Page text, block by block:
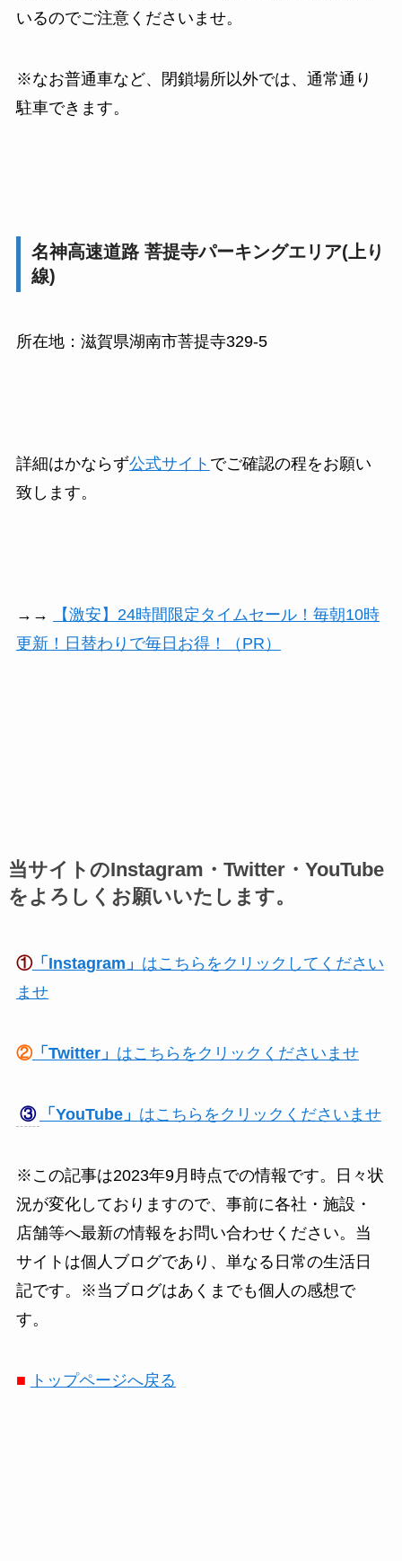
いるのでご注意くださいませ。
※なお普通車など、閉鎖場所以外では、通常通り
駐車できます。
名神高速道路 菩提寺パーキングエリア(上り
線)
所在地：滋賀県湖南市菩提寺329-5
詳細はかならず公式サイト でご確認の程をお願い
致します。
→→
【激安】24時間限定タイムセール！毎朝10時
更新！日替わりで毎日お得！（PR）
当サイトのInstagram・Twitter・YouTube
をよろしくお願いいたします。
①「Instagram」 はこちらをクリックしてください
ませ
②「Twitter」 はこちらをクリックくださいませ
③ 「YouTube」 はこちらをクリックくださいませ
※この記事は2023年9月時点での情報です。日々状
況が変化しておりますので、事前に各社・施設・
店舗等へ最新の情報をお問い合わせください。当
サイトは個人ブログであり、単なる日常の生活日
記です。※当ブログはあくまでも個人の感想で
す。
■ トップページへ戻る